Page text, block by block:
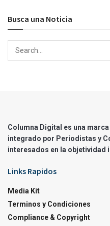
Busca una Noticia
Columna Digital es una
integrado por Periodistas y
interesados en la objetividad
Links Rapidos
Media Kit
Terminos y Condiciones
Compliance & Copyright